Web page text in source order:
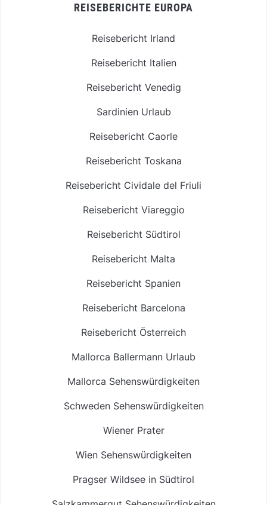
REISEBERICHTE EUROPA
Reisebericht Irland
Reisebericht Italien
Reisebericht Venedig
Sardinien Urlaub
Reisebericht Caorle
Reisebericht Toskana
Reisebericht Cividale del Friuli
Reisebericht Viareggio
Reisebericht Südtirol
Reisebericht Malta
Reisebericht Spanien
Reisebericht Barcelona
Reisebericht Österreich
Mallorca Ballermann Urlaub
Mallorca Sehenswürdigkeiten
Schweden Sehenswürdigkeiten
Wiener Prater
Wien Sehenswürdigkeiten
Pragser Wildsee in Südtirol